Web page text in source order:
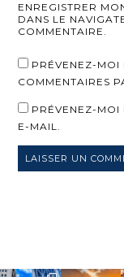
ENREGISTRER
DANS LE
COMMENTAIRE.
PRÉVENEZ-MOI
COMMENTAIRES
PRÉVENEZ-MOI
E-MAIL.